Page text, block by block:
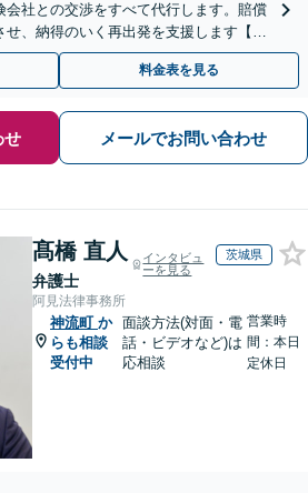
社との交渉をすべて代行します。賠償
、納得のいく再出発を支援します【夜
料金表を見る
せ メールでお問い合わせ
髙橋 直人
弁護士
インタビュ
ーを見る
茨城県
阿見法律事務所
神流町 か
らも相談
受付中
面談方法(対面・電
話・ビデオなど)は
応相談
営業時
間：本日
定休日